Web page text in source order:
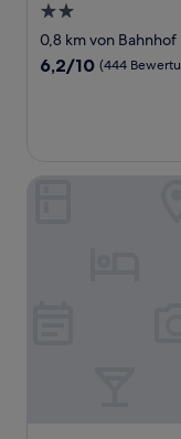
2.0-
Sterne-
Unterkunft
0,8 km von
6.2
6,2/10 (444